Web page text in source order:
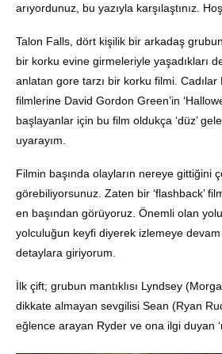
arıyordunuz, bu yazıyla karşılaştınız.
Talon Falls, dört kişilik bir arkadaş
bir korku evine girmeleriyle yaşadıkları
anlatan gore tarzı bir korku filmi. Cadılar
filmlerine David Gordon Green’in
başlayanlar için bu film oldukça ‘düz’
uyarayım.
Filmin başında olayların nereye gittiğini
görebiliyorsunuz. Zaten bir ‘flashback’
en başından görüyoruz. Önemli olan
yolculuğun keyfi diyerek izlemeye
detaylara giriyorum.
İlk çift; grubun mantıklısı Lyndsey
dikkate almayan sevgilisi Sean (Ryan
eğlence arayan Ryder ve ona ilgi duyan